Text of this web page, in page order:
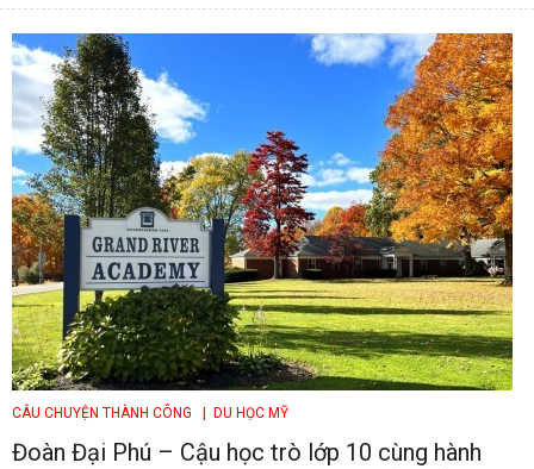
CÂU CHUYỆN THÀNH CÔNG | DU HỌC MỸ
Đoàn Đại Phú – Cậu học trò lớp 10 cùng hành